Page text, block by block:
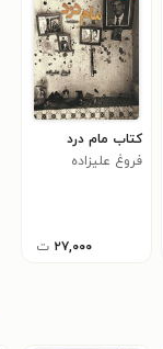
کتاب مام درد
فروغ علیزاده
۲۷,۰۰۰ ت